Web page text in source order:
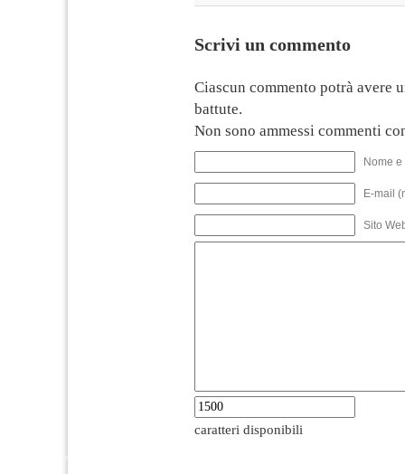
Scrivi un commento
Ciascun commento potrà avere
battute.
Non sono ammessi commenti
Nome
E-mail
Sito
caratteri disponibili